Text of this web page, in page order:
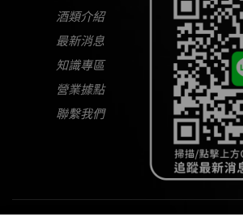
酒類介紹
最新消息
知識專區
營業據點
聯繫我們